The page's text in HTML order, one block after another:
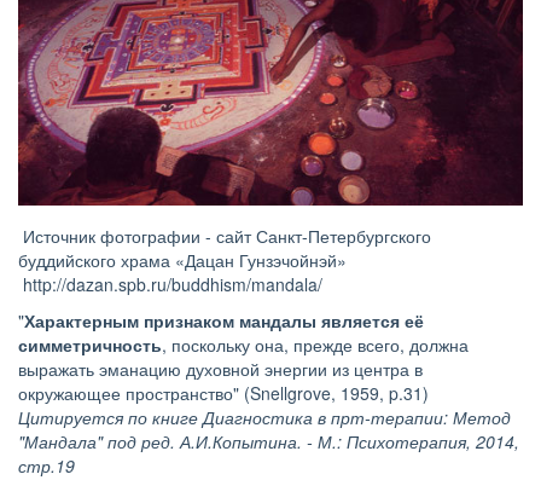
Источник фотографии - сайт Санкт-Петербургского
буддийского храма «Дацан Гунзэчойнэй»
http://dazan.spb.ru/buddhism/mandala/
"Характерным признаком мандалы является её
симметричность, поскольку она, прежде всего, должна
выражать эманацию духовной энергии из центра в
окружающее пространство" (Snellgrove, 1959, p.31)
Цитируется по книге Диагностика в прт-терапии: Метод
"Мандала" под ред. А.И.Копытина. - М.: Психотерапия, 2014,
стр.19